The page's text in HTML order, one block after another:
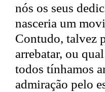
nós os seus
nasceria um
Contudo, talvez
arrebatar, ou
todos tínhamos
admiração pelo